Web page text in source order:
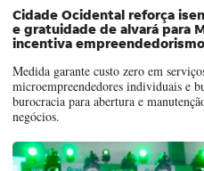
Cidade Ocidental reforça
e gratuidade de alvará para
incentiva empreendedorismo
Medida garante custo zero em
microempreendedores individuais e
burocracia para abertura e
negócios.